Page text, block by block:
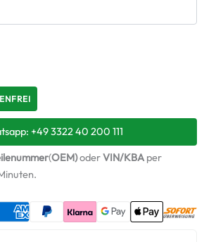
+49 3322 40 200 111
(OEM)oderVIN/KBAper